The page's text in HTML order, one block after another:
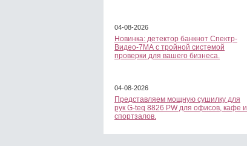
04-08-2026
Новинка: детектор банкнот Спектр-
Видео-7МА с тройной системой
проверки для вашего бизнеса.
04-08-2026
Представляем мощную сушилку для
рук G-teq 8826 PW для офисов, кафе и
спортзалов.